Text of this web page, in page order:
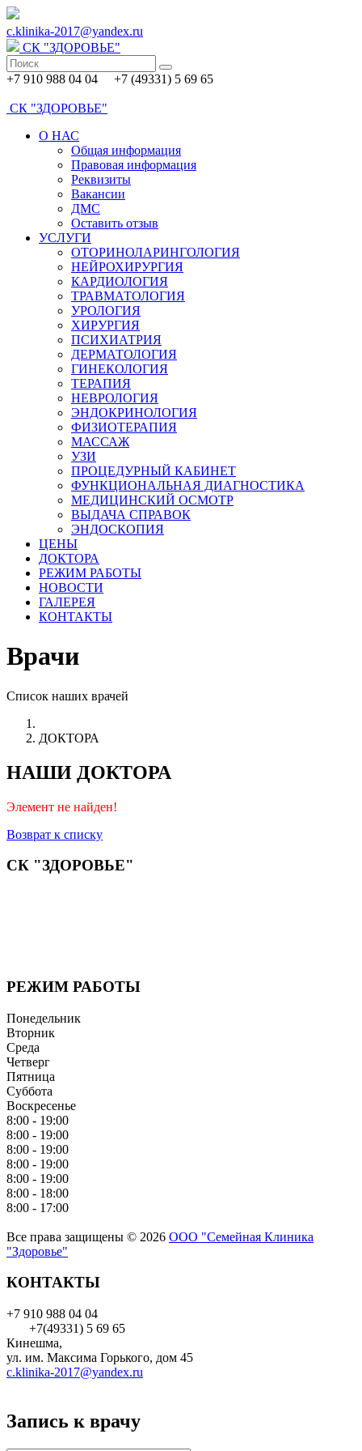
c.klinika-2017@yandex.ru
СК "ЗДОРОВЬЕ"
+7 910 988 04 04 +7 (49331) 5 69 65
СК "ЗДОРОВЬЕ"
О НАС
Общая информация
Правовая информация
Реквизиты
Вакансии
ДМС
Оставить отзыв
УСЛУГИ
ОТОРИНОЛАРИНГОЛОГИЯ
НЕЙРОХИРУРГИЯ
КАРДИОЛОГИЯ
ТРАВМАТОЛОГИЯ
УРОЛОГИЯ
ХИРУРГИЯ
ПСИХИАТРИЯ
ДЕРМАТОЛОГИЯ
ГИНЕКОЛОГИЯ
ТЕРАПИЯ
НЕВРОЛОГИЯ
ЭНДОКРИНОЛОГИЯ
ФИЗИОТЕРАПИЯ
МАССАЖ
УЗИ
ПРОЦЕДУРНЫЙ КАБИНЕТ
ФУНКЦИОНАЛЬНАЯ ДИАГНОСТИКА
МЕДИЦИНСКИЙ ОСМОТР
ВЫДАЧА СПРАВОК
ЭНДОСКОПИЯ
ЦЕНЫ
ДОКТОРА
РЕЖИМ РАБОТЫ
НОВОСТИ
ГАЛЕРЕЯ
КОНТАКТЫ
Врачи
Список наших врачей
ДОКТОРА
НАШИ ДОКТОРА
Элемент не найден!
Возврат к списку
СК "ЗДОРОВЬЕ"
РЕЖИМ РАБОТЫ
Понедельник
Вторник
Среда
Четверг
Пятница
Суббота
Воскресенье
8:00 - 19:00
8:00 - 19:00
8:00 - 19:00
8:00 - 19:00
8:00 - 19:00
8:00 - 18:00
8:00 - 17:00
Все права защищены © 2026 ООО "Семейная Клиника
"Здоровье"
КОНТАКТЫ
+7 910 988 04 04
+7(49331) 5 69 65
Кинешма,
ул. им. Максима Горького, дом 45
c.klinika-2017@yandex.ru
Запись к врачу